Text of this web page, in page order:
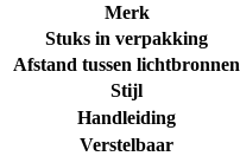
Merk
Stuks in verpakking
Afstand tussen lichtbronnen
Stijl
Handleiding
Verstelbaar